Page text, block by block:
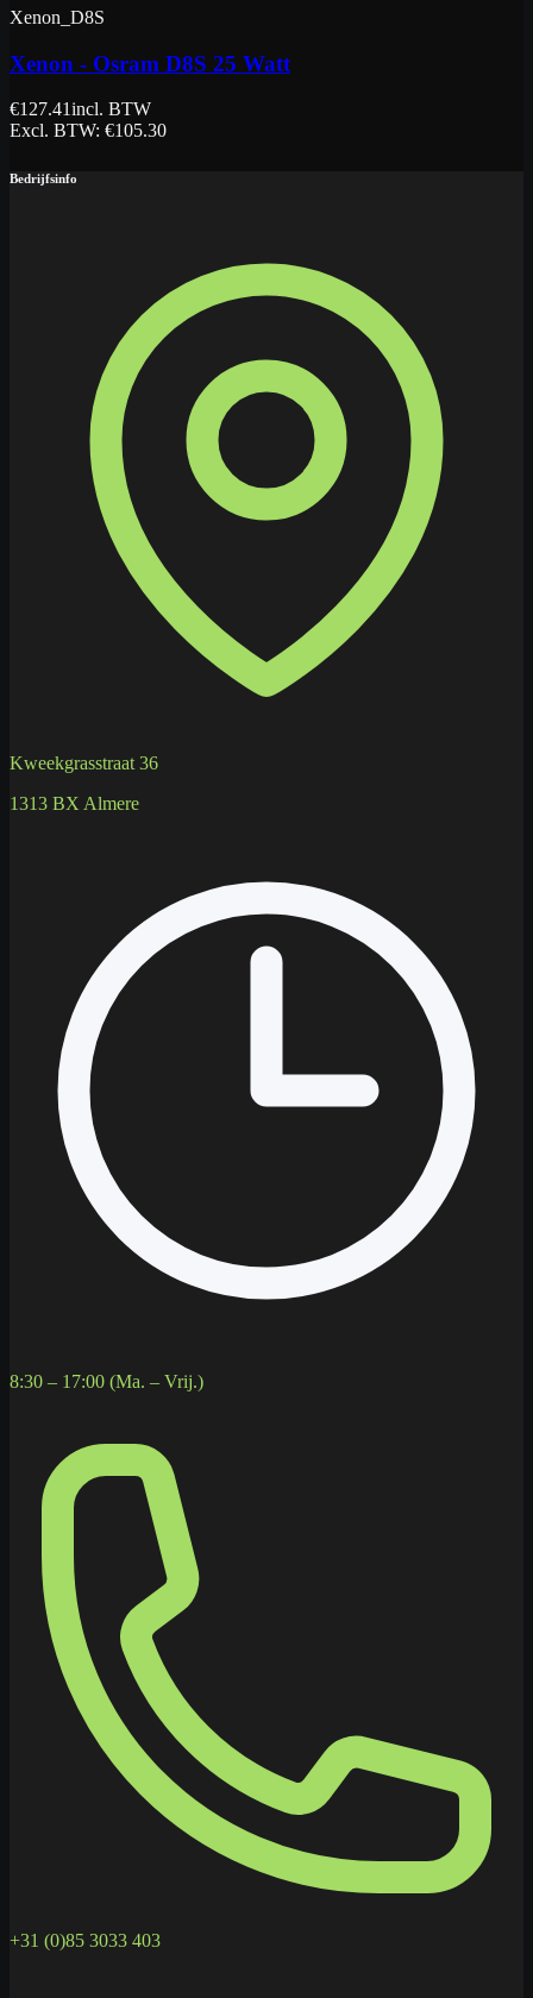
Xenon_D8S
Xenon - Osram D8S 25 Watt
€127.41incl. BTW
Excl. BTW: €105.30
Bedrijfsinfo
Kweekgrasstraat 36
1313 BX Almere
8:30 – 17:00 (Ma. – Vrij.)
+31 (0)85 3033 403